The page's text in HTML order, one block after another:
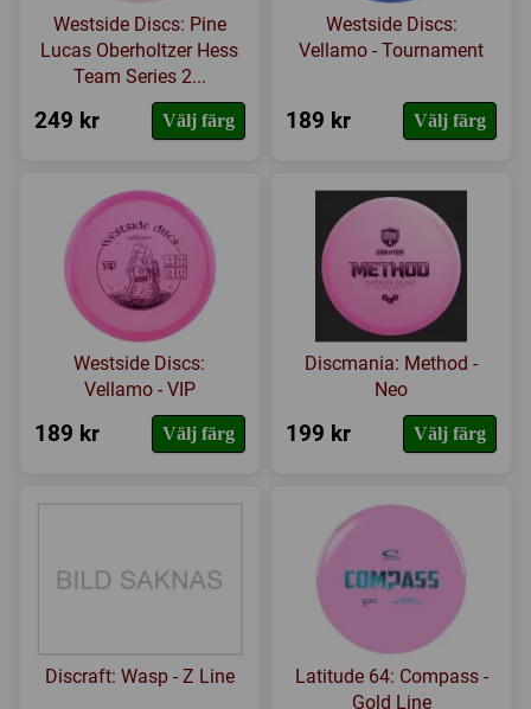
Westside Discs: Pine
Lucas Oberholtzer Hess
Team Series 2...
249 kr Välj färg
Westside Discs:
Vellamo - Tournament
189 kr Välj färg
Westside Discs:
Vellamo - VIP
189 kr Välj färg
Discmania: Method -
Neo
199 kr Välj färg
Discraft: Wasp - Z Line
Latitude 64: Compass -
Gold Line